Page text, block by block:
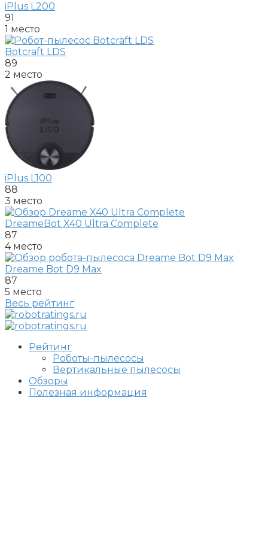
iPlus L200
91
1 место
Botcraft LDS
89
2 место
iPlus L100
88
3 место
DreameBot X40 Ultra Complete
87
4 место
Dreame Bot D9 Max
87
5 место
Весь рейтинг
Рейтинг
Роботы-пылесосы
Вертикальные пылесосы
Обзоры
Полезная информация